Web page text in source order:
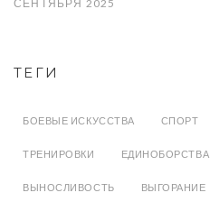
СЕНТЯБРЯ 2025
ТЕГИ
БОЕВЫЕ ИСКУССТВА СПОРТ
ТРЕНИРОВКИ ЕДИНОБОРСТВА
ВЫНОСЛИВОСТЬ ВЫГОРАНИЕ